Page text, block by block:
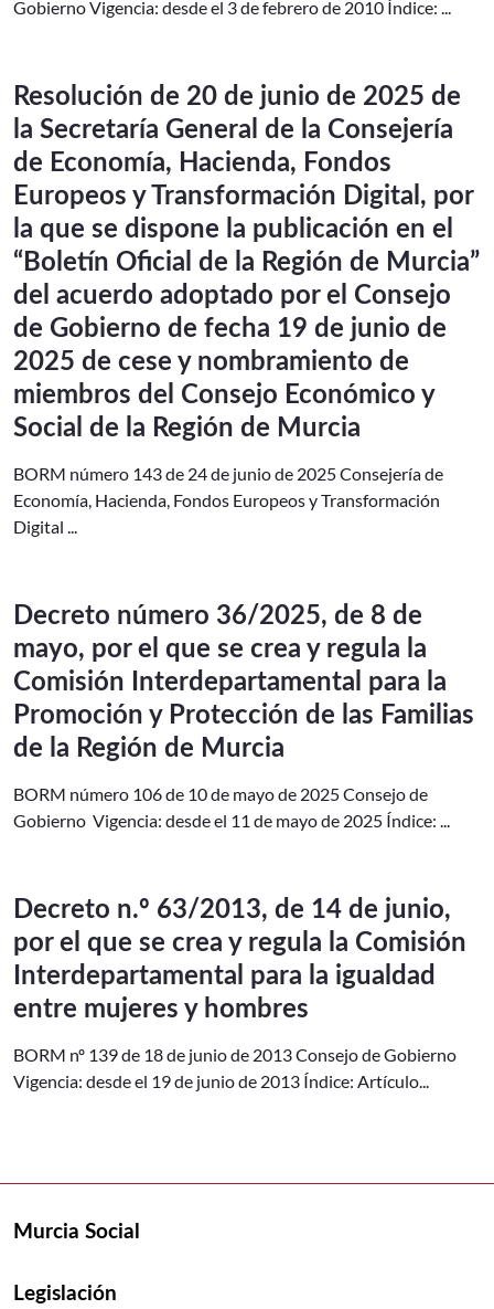
Gobierno Vigencia: desde el 3 de febrero de 2010 Índice: ...
Resolución de 20 de junio de 2025 de
la Secretaría General de la Consejería
de Economía, Hacienda, Fondos
Europeos y Transformación Digital, por
la que se dispone la publicación en el
“Boletín Oficial de la Región de Murcia”
del acuerdo adoptado por el Consejo
de Gobierno de fecha 19 de junio de
2025 de cese y nombramiento de
miembros del Consejo Económico y
Social de la Región de Murcia
BORM número 143 de 24 de junio de 2025 Consejería de
Economía, Hacienda, Fondos Europeos y Transformación
Digital ...
Decreto número 36/2025, de 8 de
mayo, por el que se crea y regula la
Comisión Interdepartamental para la
Promoción y Protección de las Familias
de la Región de Murcia
BORM número 106 de 10 de mayo de 2025 Consejo de
Gobierno Vigencia: desde el 11 de mayo de 2025 Índice: ...
Decreto n.º 63/2013, de 14 de junio,
por el que se crea y regula la Comisión
Interdepartamental para la igualdad
entre mujeres y hombres
BORM nº 139 de 18 de junio de 2013 Consejo de Gobierno
Vigencia: desde el 19 de junio de 2013 Índice: Artículo...
Murcia Social
Legislación